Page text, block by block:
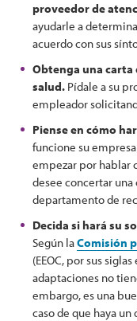
proveedor de
ayudarle a
acuerdo con sus
Obtenga una carta
salud. Pídale a su
empleador
Piense en cómo
funcione su
empezar por hablar
desee concertar
departamento de
Decida si hará su
Según laComisión
(EEOC, por sus
adaptaciones no
embargo, es una
caso de que haya